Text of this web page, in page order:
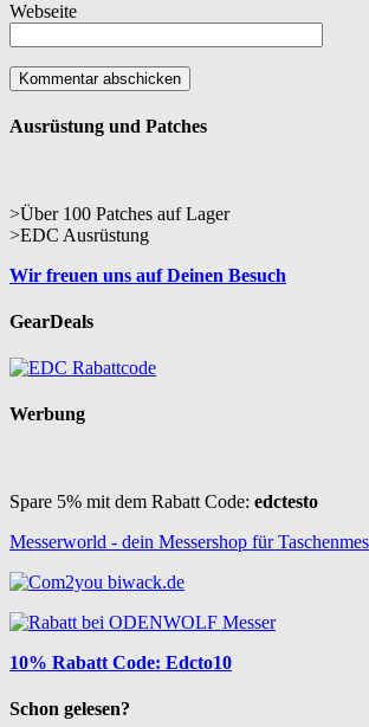
Webseite
Ausrüstung und Patches
>Über 100 Patches auf Lager
>EDC Ausrüstung
Wir freuen uns auf Deinen Besuch
GearDeals
Werbung
Spare 5% mit dem Rabatt Code: edctesto
Messerworld - dein Messershop für
10% Rabatt Code: Edcto10
Schon gelesen?